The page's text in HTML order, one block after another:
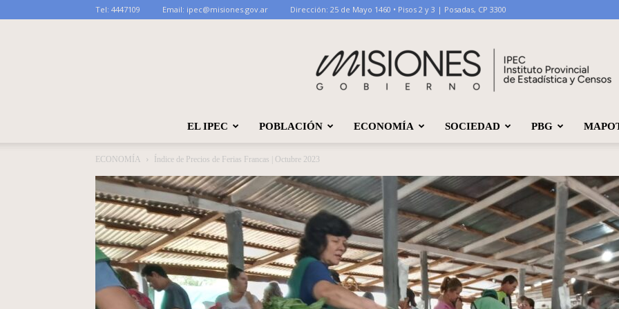
Tel: 4447109 Email: ipec@misiones.gov.ar Dirección: 25 de Mayo 1460 • Pisos 2 y 3 | Posadas, CP 3300
Misiones
EL IPEC POBLACIÓN ECONOMÍA SOCIEDAD PBG
ECONOMÍA Índice de Precios de Ferias Francas | Octubre 2023